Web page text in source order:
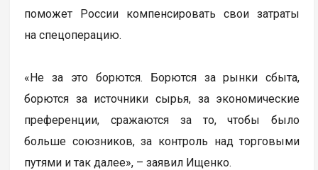
поможет России компенсировать свои затраты
на спецоперацию.
«Не за это борются. Борются за рынки сбыта,
борются за источники сырья, за экономические
преференции, сражаются за то, чтобы было
больше союзников, за контроль над торговыми
путями и так далее», – заявил Ищенко.